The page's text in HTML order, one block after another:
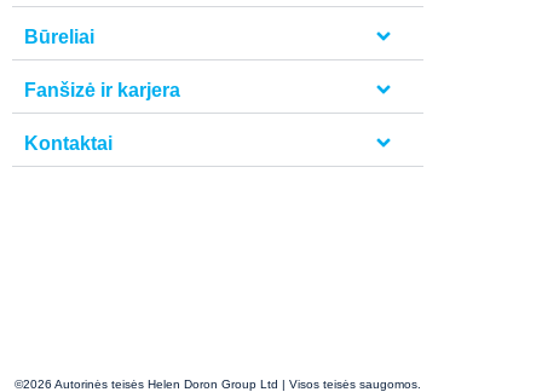
Būreliai
Fanšizė ir karjera
Kontaktai
©2026 Autorinės teisės Helen Doron Group Ltd | Visos teisės saugomos.